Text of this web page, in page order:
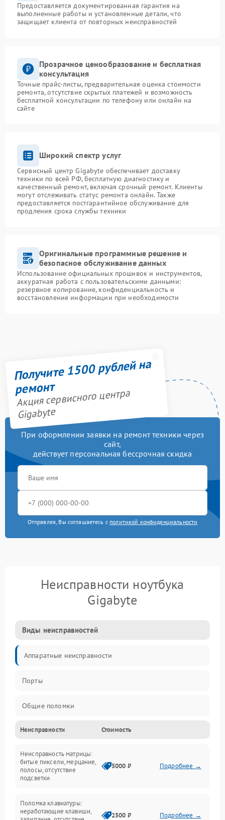
Предоставляется документированная гарантия на
выполненные работы и установленные детали, что
защищает клиента от повторных неисправностей
Прозрачное ценообразование и бесплатная
консультация
Точные прайс-листы, предварительная оценка стоимости
ремонта, отсутствие скрытых платежей и возможность
бесплатной консультации по телефону или онлайн на
сайте
Широкий спектр услуг
Сервисный центр Gigabyte обеспечивает доставку
техники по всей РФ, бесплатную диагностику и
качественный ремонт, включая срочный ремонт. Клиенты
могут отслеживать статус ремонта онлайн. Также
предоставляется постгарантийное обслуживание для
продления срока службы техники
Оригинальные программные решение и
безопасное обслуживание данных
Использование официальных прошивок и инструментов,
аккуратная работа с пользовательскими данными:
резервное копирование, конфиденциальность и
восстановление информации при необходимости
Получите 1500 рублей на
ремонт
Акция сервисного центра
Gigabyte
При оформлении заявки на ремонт техники через
сайт,
действует персональная бессрочная скидка
Отправляя, Вы соглашаетесь с политикой конфиденциальности
Неисправности ноутбука
Gigabyte
Виды неисправностей
Аппаратные неисправности
Порты
Общие поломки
Устройства
Программные ошибки
Электрические и системные сбои
Интерфейсные проблемы
Неисправности Стоимость
Неисправность матрицы:
битые пиксели, мерцание,
полосы, отсутствие
подсветки
5000 ₽ Подробнее →
Поломка клавиатуры:
неработающие клавиши,
2500 ₽ Подробнее →